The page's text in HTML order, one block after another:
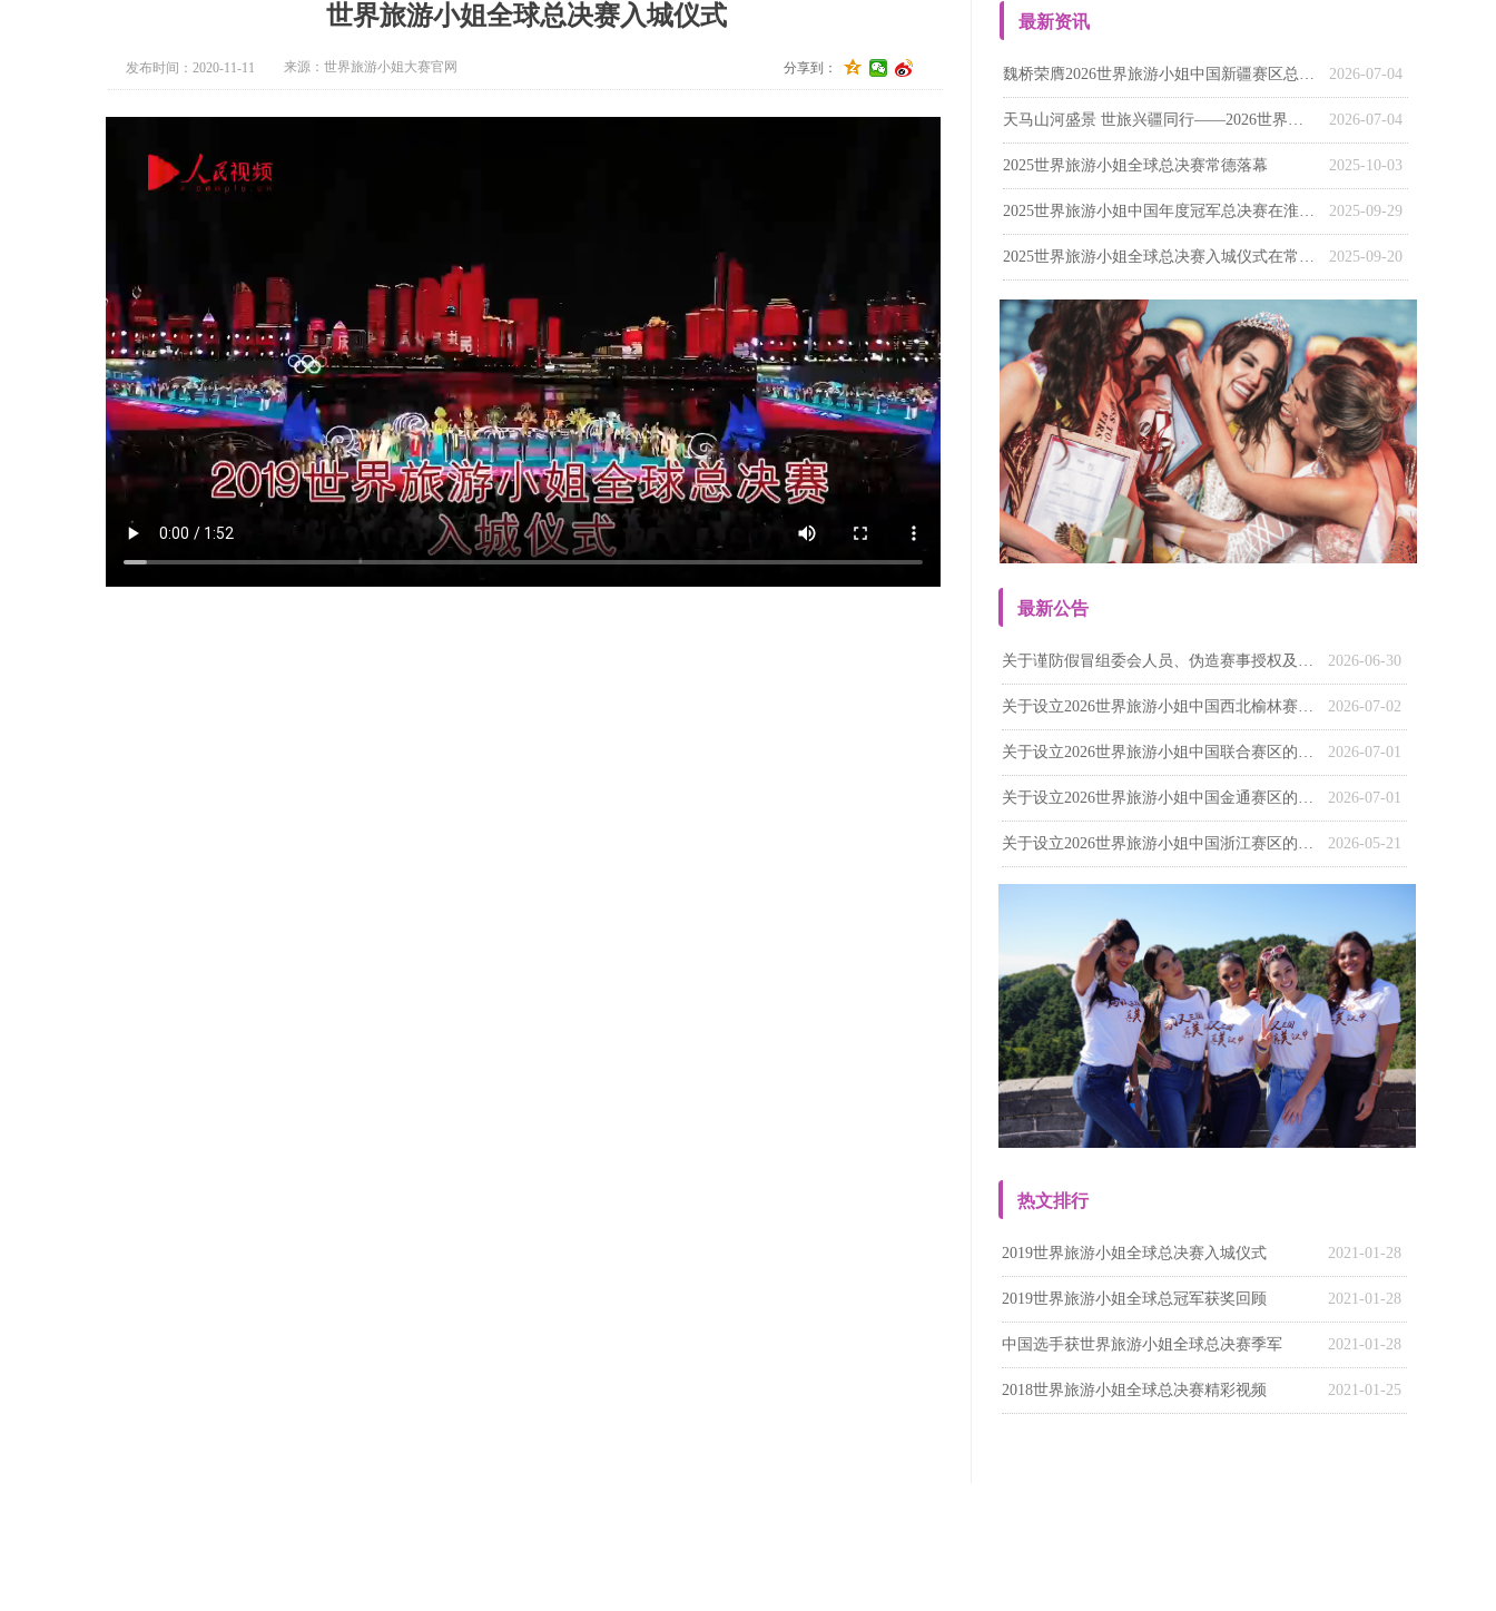
分享到：
发布时间： 2020-11-11
世界旅游小姐全球总决赛入城仪式
来源：世界旅游小姐大赛官网
最新公告
2026-06-30
关于谨防假冒组委会人员、伪造赛事授权及虚假选手身份的严正声明
2026-07-02
关于设立2026世界旅游小姐中国西北榆林赛区的 通知
2026-07-01
关于设立2026世界旅游小姐中国联合赛区的通知
2026-07-01
关于设立2026世界旅游小姐中国金通赛区的通知
2026-05-21
关于设立2026世界旅游小姐中国浙江赛区的通知
最新资讯
2026-07-04
魏桥荣膺2026世界旅游小姐中国新疆赛区总冠军
2026-07-04
天马山河盛景 世旅兴疆同行——2026世界旅游小姐中国（新疆）赛区总决赛暨颁奖盛典在昭苏盛大启幕
2025-10-03
2025世界旅游小姐全球总决赛常德落幕
2025-09-29
‌2025世界旅游小姐中国年度冠军总决赛在淮南落幕‌
2025-09-20
2025世界旅游小姐全球总决赛入城仪式在常德柳叶湖畔举行
热文排行
2021-01-28
2019世界旅游小姐全球总决赛入城仪式
2021-01-28
2019世界旅游小姐全球总冠军获奖回顾
2021-01-28
中国选手获世界旅游小姐全球总决赛季军
2021-01-25
2018世界旅游小姐全球总决赛精彩视频